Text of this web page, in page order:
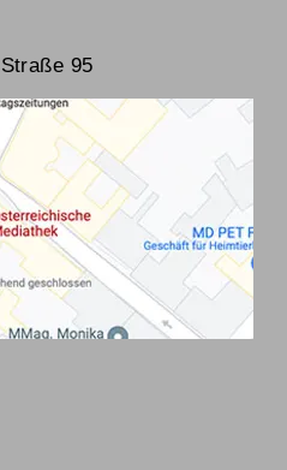
95